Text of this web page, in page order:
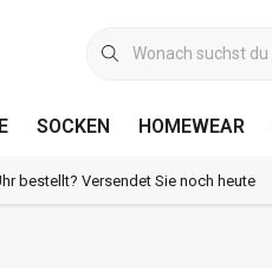
SOCKEN HOMEWEAR
bestellt? Versendet Sie noch heute